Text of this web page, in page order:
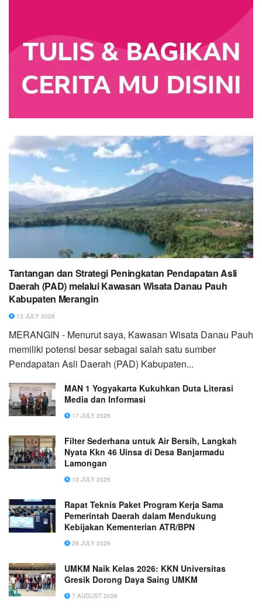
Tantangan dan Strategi Peningkatan Pendapatan Asli
Daerah (PAD) melalui Kawasan Wisata Danau Pauh
Kabupaten Merangin
13 JULY 2026
MERANGIN - Menurut saya, Kawasan Wisata Danau Pauh
memiliki potensi besar sebagai salah satu sumber
Pendapatan Asli Daerah (PAD) Kabupaten...
MAN 1 Yogyakarta Kukuhkan Duta Literasi
Media dan Informasi
17 JULY 2026
Filter Sederhana untuk Air Bersih, Langkah
Nyata Kkn 46 Uinsa di Desa Banjarmadu
Lamongan
13 JULY 2026
Rapat Teknis Paket Program Kerja Sama
Pemerintah Daerah dalam Mendukung
Kebijakan Kementerian ATR/BPN
28 JULY 2026
UMKM Naik Kelas 2026: KKN Universitas
Gresik Dorong Daya Saing UMKM
7 AUGUST 2026